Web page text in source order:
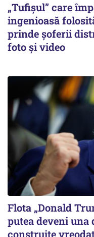
„Tufișul” care
ingenioasă
prinde șoferii
foto și video
Flota „Donald
putea deveni una
construite